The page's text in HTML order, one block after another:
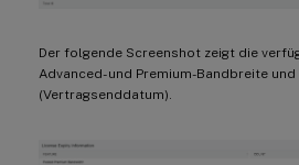
Der folgende Screenshot zeigt die
Advanced- und Premium-Bandbreite
(Vertragsenddatum).